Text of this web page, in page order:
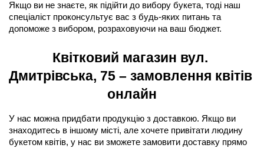
Якщо ви не знаєте, як підійти до вибору букета, тоді наш
спеціаліст проконсультує вас з будь-яких питань та
допоможе з вибором, розраховуючи на ваш бюджет.
Квітковий магазин вул.
Дмитрівська, 75 – замовлення квітів
онлайн
У нас можна придбати продукцію з доставкою. Якщо ви
знаходитесь в іншому місті, але хочете привітати людину
букетом квітів, у нас ви зможете замовити доставку прямо